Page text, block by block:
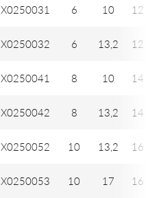
X0250031 6 10 12
X0250032 6 13,2 12
X0250041 8 10 14
X0250042 8 13,2 14
X0250052 10 13,2 16
X0250053 10 17 16